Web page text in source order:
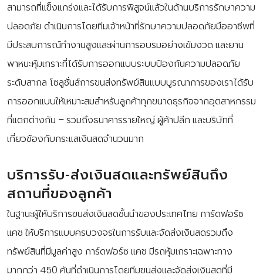
สามารถที่แข็งแกร่งและได้รับการพิสูจน์แล้วในด้านบริการรักษาความ
ปลอดภัย ดำเนินการโดยทีมเจ้าหน้าที่รักษาความปลอดภัยมืออาชีพที่
มีประสบการณ์ทำงานสูงและผ่านการอบรมอย่างเข้มงวด และยาน
พาหนะหุ้มเกราะที่ได้รับการออกแบบระบบป้องกันความปลอดภัย
ระดับสากล โซลูชั่นส์การขนส่งทรัพย์สินแบบบูรณาการของเราได้รับ
การออกแบบให้เหมาะสมสำหรับลูกค้าทุกขนาดธุรกิจจากอุตสาหกรรม
ที่แตกต่างกัน – รวมถึงธนาคารรายใหญ่ ผู้ค้าปลีก และบริษัทที่
เกี่ยวข้องกับกระแสเงินสดจำนวนมาก
บริการรับ-ส่งเงินสดและทรัพย์สินถึง
สถานที่ของลูกค้า
ในฐานะผู้ให้บริการขนส่งเงินสดชั้นนำของประเทศไทย การ์ดฟอร์ซ
แคช ให้บริการแบบครบวงจรในการรับและจัดส่งเงินสดรวมถึง
ทรัพย์สินที่มีมูลค่าสูง การ์ดฟอร์ซ แคช มีรถหุ้มเกราะเฉพาะทาง
มากกว่า 450 คันที่ดำเนินการโดยทีมขนส่งและจัดส่งเงินสดที่มี